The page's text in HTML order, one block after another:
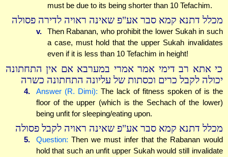
must be due to its being shorter than 10 Tefachim.
מכלל דתנא קמא סבר אע"פ שאינה ראויה לדירה פסולה
v.
Then Rabanan, who prohibit the lower Sukah in such
a case, must hold that the upper Sukah invalidates
even if it is less than 10 Tefachim in height!
כי אתא רב דימי אמר אמרי במערבא אם אין התחתונה
יכולה לקבל כרים וכסתות של עליונה התחתונה כשרה
4. Answer (R. Dimi): The lack of fitness spoken of is the
floor of the upper (which is the Sechach of the lower)
being unfit for sleeping/eating upon.
מכלל דתנא קמא סבר אע"פ שאינה ראויה לקבל פסולה
5. Question: Then we must infer that the Rabanan would
hold that such an unfit upper Sukah would still invalidate